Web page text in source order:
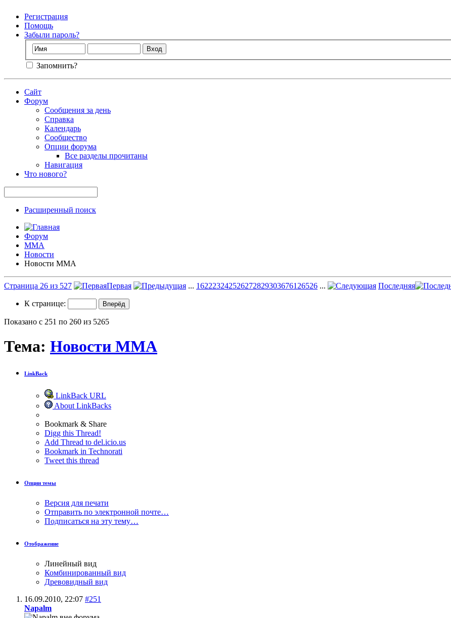
Регистрация
Помощь
Забыли пароль?
Запомнить?
Сайт
Форум
Сообщения за день
Справка
Календарь
Сообщество
Опции форума
Все разделы прочитаны
Навигация
Что нового?
Расширенный поиск
Форум
ММА
Новости
Новости ММА
Страница 26 из 527 Первая ... 162223242526272829303676126526 ... Последняя
К странице:
Показано с 251 по 260 из 5265
Тема: Новости ММА
LinkBack
LinkBack URL
About LinkBacks
Bookmark & Share
Digg this Thread!
Add Thread to del.icio.us
Bookmark in Technorati
Tweet this thread
Опции темы
Версия для печати
Отправить по электронной почте…
Подписаться на эту тему…
Отображение
Линейный вид
Комбинированный вид
Древовидный вид
16.09.2010, 22:07 #251
Napalm